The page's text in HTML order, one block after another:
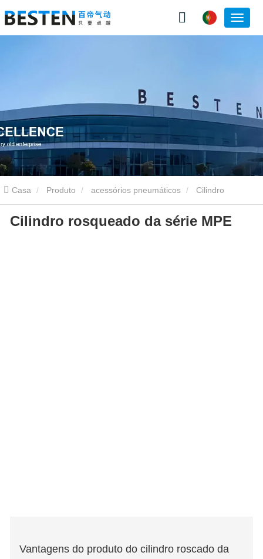
Casa Produto acessórios pneumáticos
rosqueado da série MPE
Cilindro rosqueado da série MPE
Vantagens do produto do cilindro roscado da